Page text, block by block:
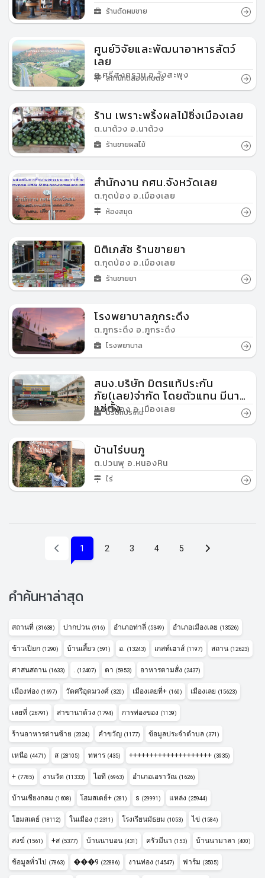
ร้านตัดผมชาย
ศูนย์วิจัยและพัฒนาอาหารสัตว์
เลย
ต.ศรีสงคราม อ.วังสะพุง
สถานีทดลองเกษตร
ร้าน เพราะพริ้งผลไม้ซิ่งเมืองเลย
ต.นาด้วง อ.นาด้วง
ร้านขายผลไม้
สำนักงาน กศน.จังหวัดเลย
ต.กุดป่อง อ.เมืองเลย
ห้องสมุด
นิติเภสัช ร้านขายยา
ต.กุดป่อง อ.เมืองเลย
ร้านขายยา
โรงพยาบาลภูกระดึง
ต.ภูกระดึง อ.ภูกระดึง
โรงพยาบาล
สนง.บริษัท มิตรแท้ประกัน
ภัย(เลย)จำกัด โดยตัวแทน มีนา
แซ่ตั้ง ต.กุดป่อง อ.เมืองเลย
บริษัทประกัน
บ้านไร่บนภู
ต.ปวนพุ อ.หนองหิน
ไร่
1 (current)
2 3 4 5
คำค้นหาล่าสุด
สถานที่ (31638) ปากปวน (916) อำเภอท่าลี่ (5349) อำเภอเมืองเลย (13526)
ข้าวเปียก (1290) บ้านเสี้ยว (591) อ. (13243) เกสท์เฮาส์ (1197) สถาน (12623)
ศาสนสถาน (1633) (12407) ตา (5953) อาหารตามสั่ง (2437)
เมืองท่อง (1697) วัดศรีอุดมวงศ์ (320) เมืองเลยที่+ (160) เมืองเลย (15623)
เลยที่ (26791) สาขานาด้วง (1794) การท่องของ (1139)
ร้านอาหารด่านซ้าย (2024) คำขวัญ (1177) ข้อมูลประจำตำบล (371)
เหนือ (4471) ส (28105) ทหาร (435) ++++++++++++++++++++ (3935)
+ (7785) งานวัด (11333) ไอที (6963) อำเภอเอราวัณ (1626)
บ้านเชียงกลม (1608) โฮมสเตย์+ (281) s (29991) แหล่ง (25944)
โฮมสเตย์ (18112) ในเมือง (12311) โรงเรียนมัธยม (1053) ไข่ (1584)
สงฆ์ (1561) +ส (5377) บ้านนาบอน (431) ครัวมีนา (153) บ้านนามาลา (400)
ข้อมูลทั่วไป (7863) ���9 (22886) งานท่อง (14547) ฟาร์ม (3505)